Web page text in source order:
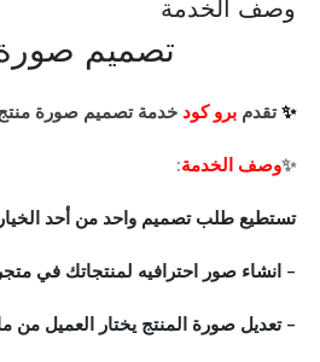
وصف الخدمة
تصميم
✨️تقدم برو كود خدمة تصميم صورة
✨️وصف الخدمة:
تستطيع طلب تصميم واحد من أحد
– انشاء صور احترافيه لمنتجاتك في
– تعديل صورة المنتج يختار العميل من